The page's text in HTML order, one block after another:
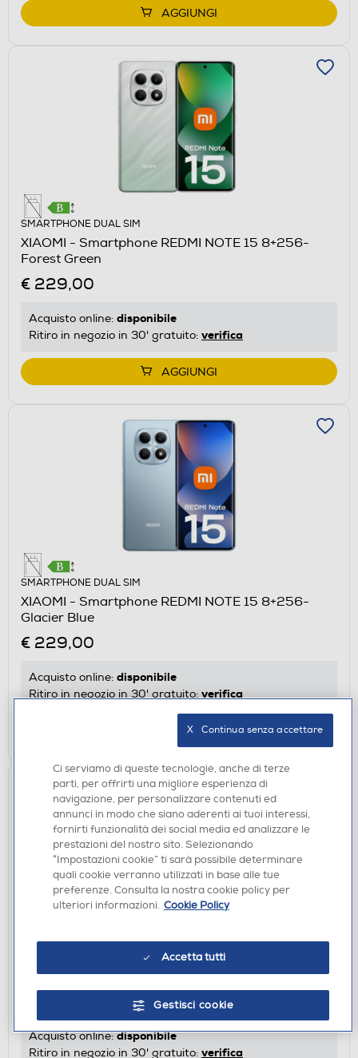
AGGIUNGI
SMARTPHONE DUAL SIM
XIAOMI - Smartphone REDMI NOTE 15 8+256-
Forest Green
€ 229,00
Acquisto online: disponibile
Ritiro in negozio in 30' gratuito: verifica
AGGIUNGI
SMARTPHONE DUAL SIM
XIAOMI - Smartphone REDMI NOTE 15 8+256-
Glacier Blue
€ 229,00
Acquisto online: disponibile
Ritiro in negozio in 30' gratuito: verifica
AGGIUNGI
SMARTPHONE DUAL SIM
XIAOMI - Smartphone REDMI 17 4GB/128GB-Deep
Blue
Acquisto online:disponibile
Ritiro in negozio in 30' gratuito: verifica
Ci serviamo di queste tecnologie, anche di terze
parti, per offrirti una migliore esperienza di
navigazione, per personalizzare contenuti ed
annunci in modo che siano aderenti ai tuoi interessi,
fornirti funzionalità dei social media ed analizzare le
prestazioni del nostro sito. Selezionando
“Impostazioni cookie” ti sarà possibile determinare
quali cookie verranno utilizzati in base alle tue
preferenze. Consulta la nostra cookie policy per
ulteriori informazioni. Cookie Policy
Accetta tutti
Gestisci cookie
X   Continua senza accettare